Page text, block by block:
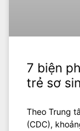
7 biện
trẻ sơ
Theo Trung
(CDC),